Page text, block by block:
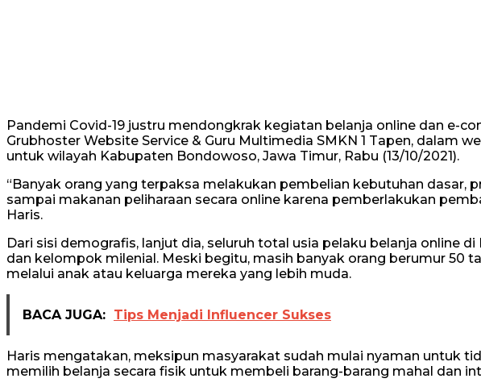
Pandemi Covid-19 justru mendongkrak kegiatan belanja online dan e-
Grubhoster Website Service & Guru Multimedia SMKN 1 Tapen, dalam
untuk wilayah Kabupaten Bondowoso, Jawa Timur, Rabu (13/10/2021).
“Banyak orang yang terpaksa melakukan pembelian kebutuhan dasar,
sampai makanan peliharaan secara online karena pemberlakukan
Haris.
Dari sisi demografis, lanjut dia, seluruh total usia pelaku belanja online
dan kelompok milenial. Meski begitu, masih banyak orang berumur 50
melalui anak atau keluarga mereka yang lebih muda.
BACA JUGA: Tips Menjadi Influencer Sukses
Haris mengatakan, meksipun masyarakat sudah mulai nyaman untuk
memilih belanja secara fisik untuk membeli barang-barang mahal dan